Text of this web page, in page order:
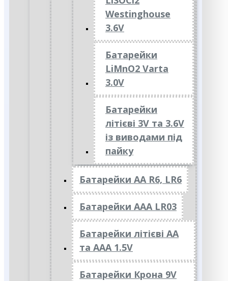
Westinghouse
3.6V
Батарейки
LiMnO2 Varta
3.0V
Батарейки
літієві 3V та 3.6V
із виводами під
пайку
Батарейки АА R6, LR6
Батарейки АAА LR03
Батарейки літієві АА
та ААА 1.5V
Батарейки Крона 9V